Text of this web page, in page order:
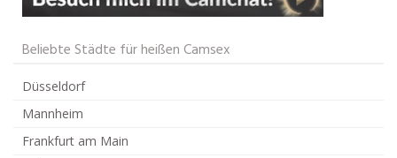
Beliebte Städte für heißen Camsex
Düsseldorf
Mannheim
Frankfurt am Main